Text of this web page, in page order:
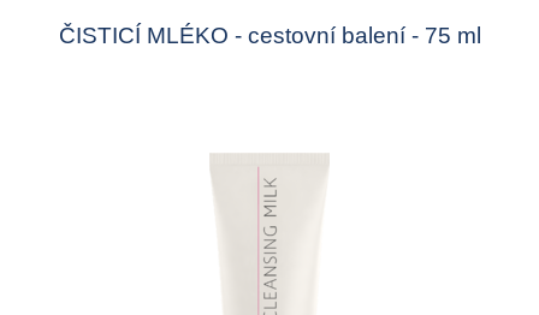
ČISTICÍ MLÉKO - cestovní balení - 75 ml